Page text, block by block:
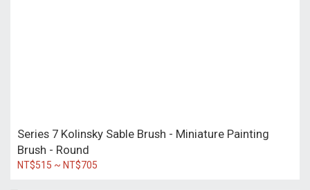
Series 7 Kolinsky Sable Brush - Miniature Painting
Brush - Round
NT$515 ~ NT$705